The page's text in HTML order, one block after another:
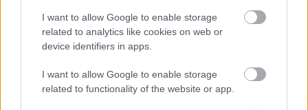
I want to allow Google to enable storage
related to analytics like cookies on web or
device identifiers in apps.
I want to allow Google to enable storage
related to functionality of the website or app.
gwasanaethau ar gyfer pob dioddefwr trais a cham-drin
domestig a’u plant drwy ddatblygu dull aml-asiantaeth
cydgysylltiedig er mwyn sicrhau y caiff cam-drin domestig
cyfrannu at ddealltwriaeth well o natur trais domestig a
chamdriniaeth